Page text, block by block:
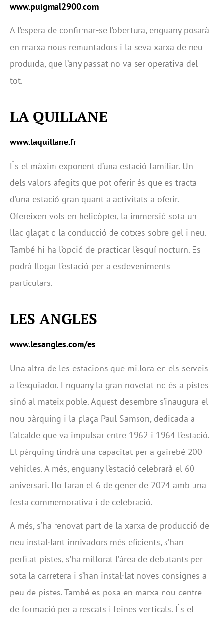
www.puigmal2900.com
A l’espera de confirmar-se l’obertura, enguany posarà
en marxa nous remuntadors i la seva xarxa de neu
produïda, que l’any passat no va ser operativa del
tot.
LA QUILLANE
www.laquillane.fr
És el màxim exponent d’una estació familiar. Un
dels valors afegits que pot oferir és que es tracta
d’una estació gran quant a activitats a oferir.
Ofereixen vols en helicòpter, la immersió sota un
llac glaçat o la conducció de cotxes sobre gel i neu.
També hi ha l’opció de practicar l’esquí nocturn. Es
podrà llogar l’estació per a esdeveniments
particulars.
LES ANGLES
www.lesangles.com/es
Una altra de les estacions que millora en els serveis
a l’esquiador. Enguany la gran novetat no és a pistes
sinó al mateix poble. Aquest desembre s’inaugura el
nou pàrquing i la plaça Paul Samson, dedicada a
l’alcalde que va impulsar entre 1962 i 1964 l’estació.
El pàrquing tindrà una capacitat per a gairebé 200
vehicles. A més, enguany l’estació celebrarà el 60
aniversari. Ho faran el 6 de gener de 2024 amb una
festa commemorativa i de celebració.
A més, s’ha renovat part de la xarxa de producció de
neu instal·lant innivadors més eficients, s’han
perfilat pistes, s’ha millorat l’àrea de debutants per
sota la carretera i s’han instal·lat noves consignes a
peu de pistes. També es posa en marxa nou centre
de formació per a rescats i feines verticals. És el